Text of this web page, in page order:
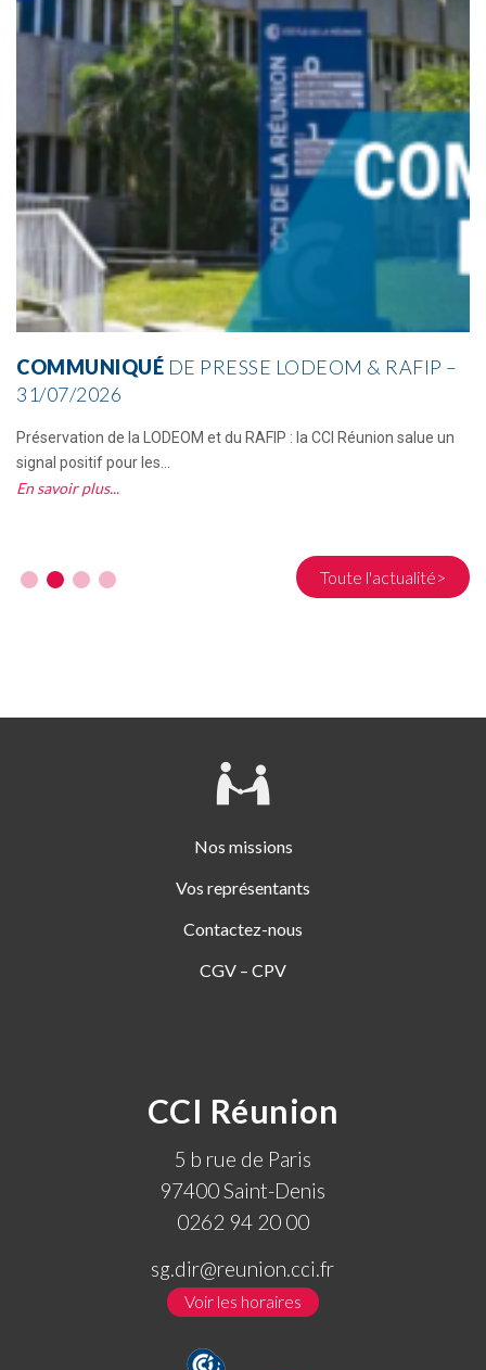
COMMUNIQUÉ DE PRESSE LODEOM & RAFIP –
31/07/2026
Préservation de la LODEOM et du RAFIP : la CCI Réunion salue un
signal positif pour les...
En savoir plus
Toute l'actualité>
Nos missions
Vos représentants
Contactez-nous
CGV – CPV
CCI Réunion
5 b rue de Paris
97400 Saint-Denis
0262 94 20 00
sg.dir@reunion.cci.fr
Voir les horaires